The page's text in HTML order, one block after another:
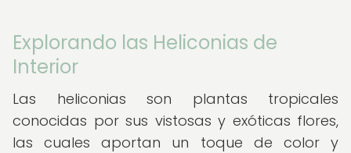
Explorando las Heliconias de
Interior
Las heliconias son plantas tropicales
conocidas por sus vistosas y exóticas flores,
las cuales aportan un toque de color y